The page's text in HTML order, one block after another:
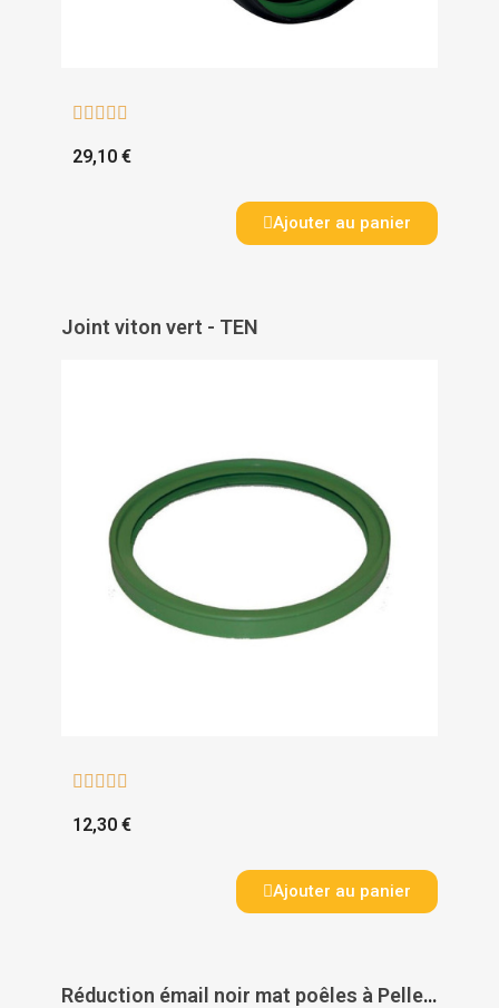
    
29,10 €
Ajouter au panier
Joint viton vert - TEN
    
12,30 €
Ajouter au panier
Réduction émail noir mat poêles à Pellets + joint viton - TEN